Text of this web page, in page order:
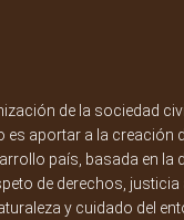
de la sociedad
es aportar a la creación
país, basada en la
de derechos, justicia
y cuidado del